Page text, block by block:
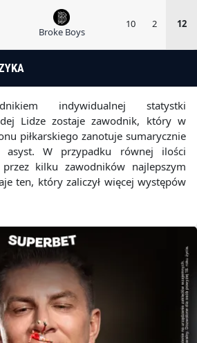
Broke Boys
10 2 12
indywidualnej statystki
Lidze zostaje zawodnik, który w
piłkarskiego zanotuje sumarycznie
asyst. W przypadku równej ilości
kilku zawodników najlepszym
ten, który zaliczył więcej występów